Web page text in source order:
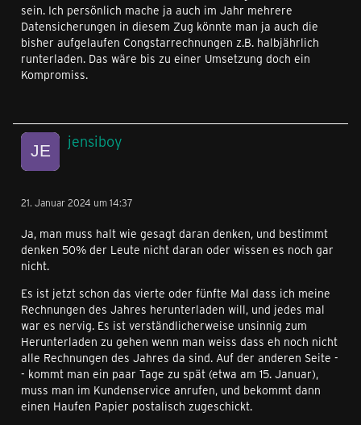
sein. Ich persönlich mache ja auch im Jahr mehrere
Datensicherungen in diesem Zug könnte man ja auch die
bisher aufgelaufen Congstarrechnungen z.B. halbjährlich
runterladen. Das wäre bis zu einer Umsetzung doch ein
Kompromiss.
jensiboy
21. Januar 2024 um 14:37
Ja, man muss halt wie gesagt daran denken, und bestimmt
denken 50% der Leute nicht daran oder wissen es noch gar
nicht.
Es ist jetzt schon das vierte oder fünfte Mal dass ich meine
Rechnungen des Jahres herunterladen will, und jedes mal
war es nervig. Es ist verständlicherweise unsinnig zum
Herunterladen zu gehen wenn man weiss dass eh noch nicht
alle Rechnungen des Jahres da sind. Auf der anderen Seite -
- kommt man ein paar Tage zu spät (etwa am 15. Januar),
muss man im Kundenservice anrufen, und bekommt dann
einen Haufen Papier postalisch zugeschickt.